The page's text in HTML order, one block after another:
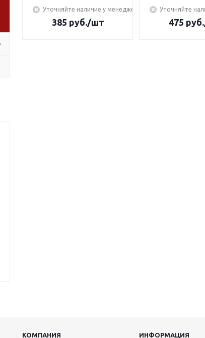
Уточняйте наличие у менеджера
385 руб./шт
Уточняйте
475 руб.
КОМПАНИЯ ИНФОРМАЦИЯ